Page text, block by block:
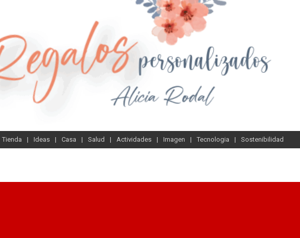
Tienda Ideas Casa Salud Actividades Imagen Tecnologia Sostenibilidad